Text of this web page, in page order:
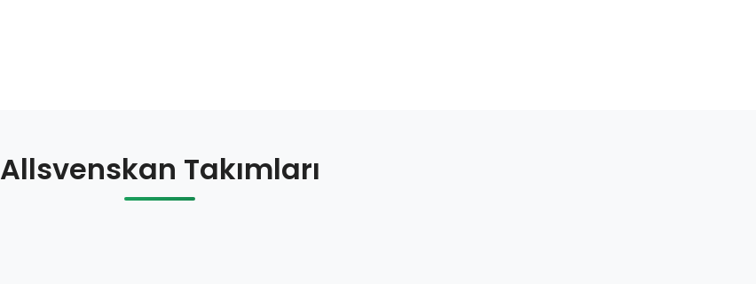
Allsvenskan Takımları